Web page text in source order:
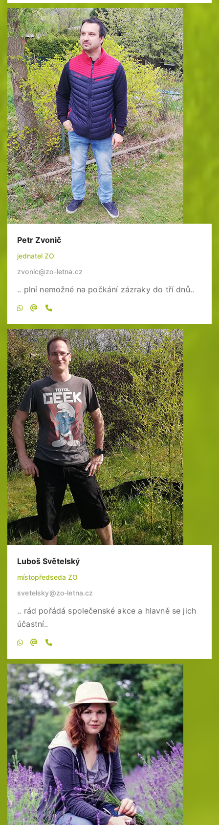
Petr Zvonič
jednatel ZO
zvonic@zo-letna.cz
.. plní nemožné na počkání zázraky do tří dnů..
Luboš Světelský
místopředseda ZO
svetelsky@zo-letna.cz
.. rád pořádá společenské akce a hlavně se jich
účastní..